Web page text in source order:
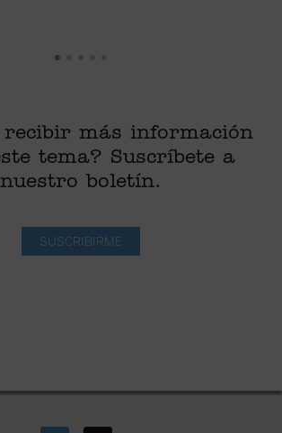
recibir más información
tema? Suscríbete a
nuestro boletín.
SUSCRIBIRME